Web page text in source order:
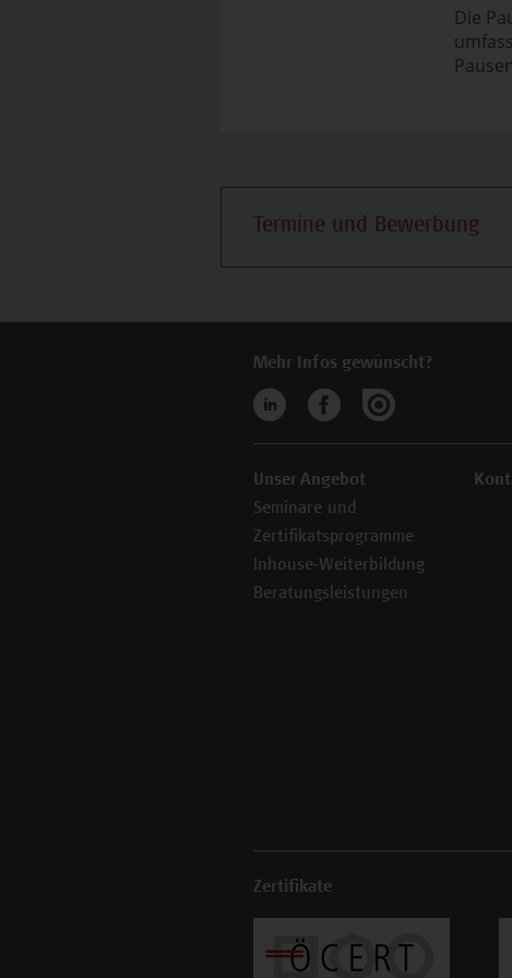
Die
Termine und Bewerbung
Mehr Infos gewünscht?
Unser Angebot
Seminare und
Zertifikatsprogramme
Inhouse-Weiterbildung
Beratungsleistungen
Zertifikate